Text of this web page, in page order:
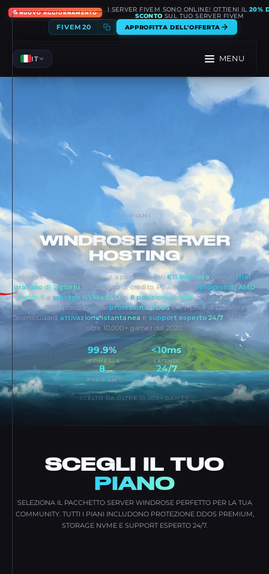
🔥NUOVO AGGIORNAMENTO I SERVER FIVEM SONO ONLINE! OTTIENI IL20%
SCONTO SUL TUO SERVER FIVEM
FIVEM20 APPROFITTA DELL'OFFERTA
IT MENU
01 -PIANI
WINDROSE SERVER
HOSTING
Hosta il tuo server Windrose a partire da soli €11.99/mesecon untrial
gratuito di 2 giorni, senza carta di credito. Powered byprocessori AMD
Ryzen 9 estorage NVMe SSDin8 posizioni globaliin Europa e Nord
America. Ogni piano includeprotezione DDoSenterprise di Dataforest &
CosmicGuard,attivazione istantanea e support esperto 24/7. Scelto da
oltre 10,000+ gamer dal 2020.
99.9%
UPTIME SLA
<10ms
LATENZA
8
POSIZIONI
24/7
SUPPORT
SCELTO DA OLTRE 10,000+ GAMER
SCEGLI IL TUO
PIANO
SELEZIONA IL PACCHETTO SERVER WINDROSE PERFETTO PER LA TUA
COMMUNITY. TUTTI I PIANI INCLUDONO PROTEZIONE DDOS PREMIUM,
STORAGE NVME E SUPPORT ESPERTO 24/7.